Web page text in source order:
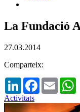
La Fundació
27.03.2014
Comparteix:
LinkedInFacebook
Email
Activitats